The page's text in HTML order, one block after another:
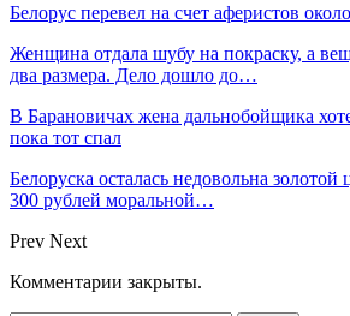
Белорус перевел на счет аферистов
Женщина отдала шубу на покраску, а
два размера. Дело дошло до…
В Барановичах жена дальнобойщика
пока тот спал
Белоруска осталась недовольна золотой
300 рублей моральной…
Prev Next
Комментарии закрыты.